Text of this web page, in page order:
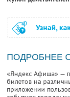
Узнай,
ПОДРОБНЕЕ
«Яндекс Афиша» —
билетов на
приложении